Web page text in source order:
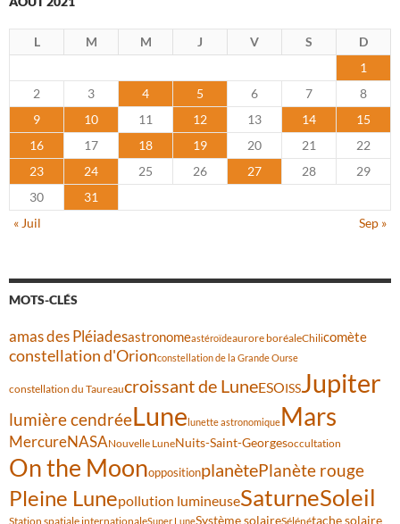
L M M J V S
D
1
2
3 4 5 6 7
8
9
10 11 12 13 14
15
16
17 18 19 20 21
22
23
24 25 26 27 28
29
30
31
« Juil
Sep »
MOTS-CLÉS
amas des Pléiadesastronomeastéroïdeaurore boréaleChilicomète
constellation d'Orionconstellation de la Grande Ourse
constellation du Taureaucroissant de LuneESOISSJupiter
lumière cendréeLune lunette astronomiqueMars
MercureNASANouvelle LuneNuits-Saint-Georgesoccultation
On the MoonoppositionplanètePlanète rouge
Pleine Lunepollution lumineuseSaturneSoleil
Station spatiale internationaleSuper LuneSystème solaireSélénétache solaire